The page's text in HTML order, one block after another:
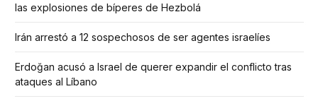
las explosiones de bíperes de Hezbolá
Irán arrestó a 12 sospechosos de ser agentes israelíes
Erdoğan acusó a Israel de querer expandir el conflicto tras
ataques al Líbano